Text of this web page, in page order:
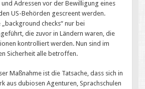
und Adressen vor der Bewilligung eines
US-Behörden gescreent werden.
checks“ nur bei
die zuvor in Ländern waren, die
kontrolliert werden. Nun sind im
Sicherheit alle betroffen.
Maßnahme ist die Tatsache, dass sich in
aus dubiosen Agenturen, Sprachschulen